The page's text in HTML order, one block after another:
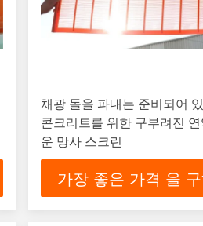
채광 돌을 파내는 준비되어
콘크리트를 위한 구부려진 연
운 망사 스크린
가장 좋은 가격 을